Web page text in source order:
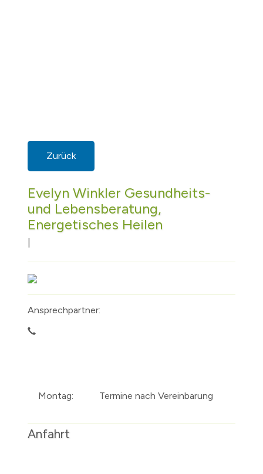
Zurück
Evelyn Winkler Gesundheits-
und Lebensberatung,
Energetisches Heilen
Ansprechpartner:
Montag: Termine nach Vereinbarung
Anfahrt